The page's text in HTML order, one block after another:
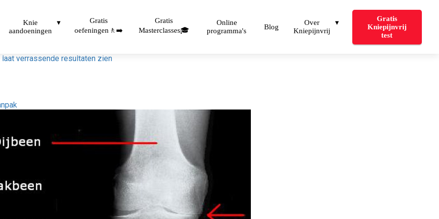
Knie
aandoeningen
Gratis
oefeningen🚶‍➡️
Gratis
Masterclasses🎓
Online
programma's
Blog
Over
Kniepijnvrij
Gratis
Kniepijnvrij
test
verrassende resultaten zien